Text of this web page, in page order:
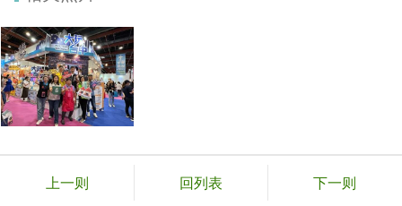
上一则 回列表 下一则